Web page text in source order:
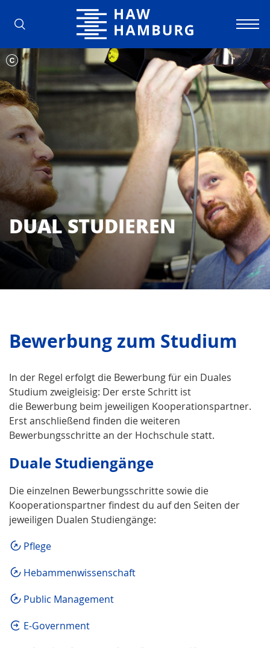
Hochschule für Angewandte
DUAL STUDIEREN
Bewerbung zum Studium
In der Regel erfolgt die Bewerbung für ein Duales
Studium zweigleisig: Der erste Schritt ist
die Bewerbung beim jeweiligen Kooperationspartner.
Erst anschließend finden die weiteren
Bewerbungsschritte an der Hochschule statt.
Duale Studiengänge
Die einzelnen Bewerbungsschritte sowie die
Kooperationspartner findest du auf den Seiten der
jeweiligen Dualen Studiengänge:
Pflege
Hebammenwissenschaft
Public Management
E-Government